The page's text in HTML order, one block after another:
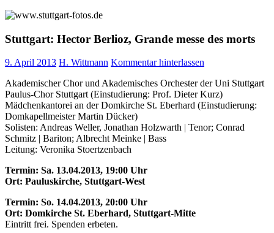
Stuttgart: Hector Berlioz, Grande messe des morts
9. April 2013 H. Wittmann Kommentar hinterlassen
Akademischer Chor und Akademisches Orchester der Uni Stuttgart
Paulus-Chor Stuttgart (Einstudierung: Prof. Dieter Kurz)
Mädchenkantorei an der Domkirche St. Eberhard (Einstudierung:
Domkapellmeister Martin Dücker)
Solisten: Andreas Weller, Jonathan Holzwarth | Tenor; Conrad
Schmitz | Bariton; Albrecht Meinke | Bass
Leitung: Veronika Stoertzenbach
Termin: Sa. 13.04.2013, 19:00 Uhr
Ort: Pauluskirche, Stuttgart-West
Termin: So. 14.04.2013, 20:00 Uhr
Ort: Domkirche St. Eberhard, Stuttgart-Mitte
Eintritt frei. Spenden erbeten.